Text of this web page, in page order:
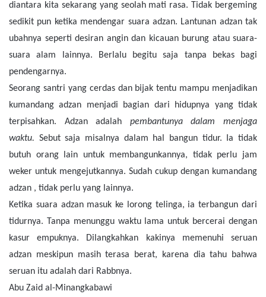
diantara kita sekarang yang seolah mati rasa. Tidak bergeming
sedikit pun ketika mendengar suara adzan. Lantunan adzan tak
ubahnya seperti desiran angin dan kicauan burung atau suara-
suara alam lainnya. Berlalu begitu saja tanpa bekas bagi
pendengarnya.
Seorang santri yang cerdas dan bijak tentu mampu menjadikan
kumandang adzan menjadi bagian dari hidupnya yang tidak
terpisahkan. Adzan adalah pembantunya dalam menjaga
waktu. Sebut saja misalnya dalam hal bangun tidur. Ia tidak
butuh orang lain untuk membangunkannya, tidak perlu jam
weker untuk mengejutkannya. Sudah cukup dengan kumandang
adzan , tidak perlu yang lainnya.
Ketika suara adzan masuk ke lorong telinga, ia terbangun dari
tidurnya. Tanpa menunggu waktu lama untuk bercerai dengan
kasur empuknya. Dilangkahkan kakinya memenuhi seruan
adzan meskipun masih terasa berat, karena dia tahu bahwa
seruan itu adalah dari Rabbnya.
Abu Zaid al-Minangkabawi